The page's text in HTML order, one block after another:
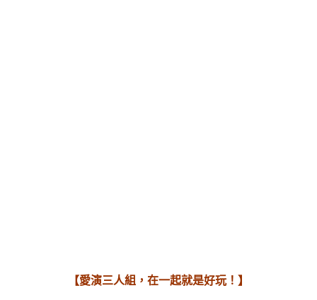
【愛演三人組，在一起就是好玩！】